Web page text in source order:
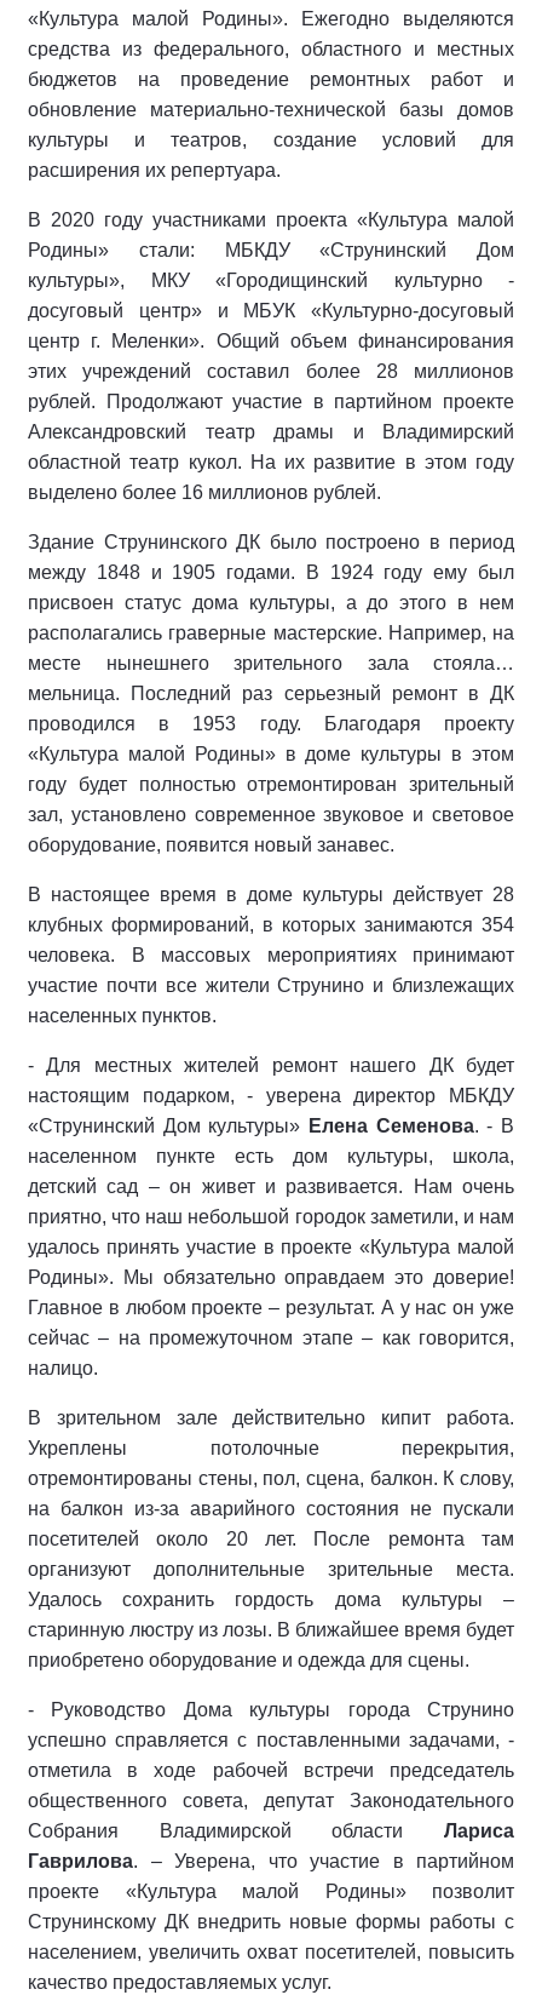
«Культура малой Родины». Ежегодно выделяются
средства из федерального, областного и местных
бюджетов на проведение ремонтных работ и
обновление материально-технической базы домов
культуры и театров, создание условий для
расширения их репертуара.
В 2020 году участниками проекта «Культура малой
Родины» стали: МБКДУ «Струнинский Дом
культуры», МКУ «Городищинский культурно -
досуговый центр» и МБУК «Культурно-досуговый
центр г. Меленки». Общий объем финансирования
этих учреждений составил более 28 миллионов
рублей. Продолжают участие в партийном проекте
Александровский театр драмы и Владимирский
областной театр кукол. На их развитие в этом году
выделено более 16 миллионов рублей.
Здание Струнинского ДК было построено в период
между 1848 и 1905 годами. В 1924 году ему был
присвоен статус дома культуры, а до этого в нем
располагались граверные мастерские. Например, на
месте нынешнего зрительного зала стояла…
мельница. Последний раз серьезный ремонт в ДК
проводился в 1953 году. Благодаря проекту
«Культура малой Родины» в доме культуры в этом
году будет полностью отремонтирован зрительный
зал, установлено современное звуковое и световое
оборудование, появится новый занавес.
В настоящее время в доме культуры действует 28
клубных формирований, в которых занимаются 354
человека. В массовых мероприятиях принимают
участие почти все жители Струнино и близлежащих
населенных пунктов.
- Для местных жителей ремонт нашего ДК будет
настоящим подарком, - уверена директор МБКДУ
«Струнинский Дом культуры» Елена Семенова. - В
населенном пункте есть дом культуры, школа,
детский сад – он живет и развивается. Нам очень
приятно, что наш небольшой городок заметили, и нам
удалось принять участие в проекте «Культура малой
Родины». Мы обязательно оправдаем это доверие!
Главное в любом проекте – результат. А у нас он уже
сейчас – на промежуточном этапе – как говорится,
налицо.
В зрительном зале действительно кипит работа.
Укреплены потолочные перекрытия,
отремонтированы стены, пол, сцена, балкон. К слову,
на балкон из-за аварийного состояния не пускали
посетителей около 20 лет. После ремонта там
организуют дополнительные зрительные места.
Удалось сохранить гордость дома культуры –
старинную люстру из лозы. В ближайшее время будет
приобретено оборудование и одежда для сцены.
- Руководство Дома культуры города Струнино
успешно справляется с поставленными задачами, -
отметила в ходе рабочей встречи председатель
общественного совета, депутат Законодательного
Собрания Владимирской области Лариса
Гаврилова. – Уверена, что участие в партийном
проекте «Культура малой Родины» позволит
Струнинскому ДК внедрить новые формы работы с
населением, увеличить охват посетителей, повысить
качество предоставляемых услуг.